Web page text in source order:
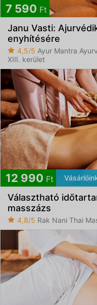
7 590 Ft
Janu Vasti:
enyhítésére
4,5/5 Ayur Mantra
XIII. kerület
12 990 Ft
Választható
masszázs
4,8/5 Rak Nani Thai